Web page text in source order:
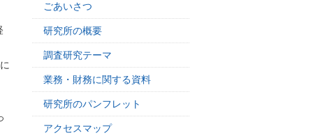
ごあいさつ
研究所の概要
調査研究テーマ
業務・財務に関する資料
研究所のパンフレット
アクセスマップ